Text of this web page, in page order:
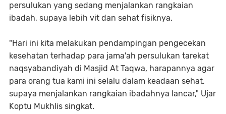
persulukan yang sedang menjalankan rangkaian
ibadah, supaya lebih vit dan sehat fisiknya.
"Hari ini kita melakukan pendampingan pengecekan
kesehatan terhadap para jama'ah persulukan tarekat
naqsyabandiyah di Masjid At Taqwa, harapannya agar
para orang tua kami ini selalu dalam keadaan sehat,
supaya menjalankan rangkaian ibadahnya lancar," Ujar
Koptu Mukhlis singkat.